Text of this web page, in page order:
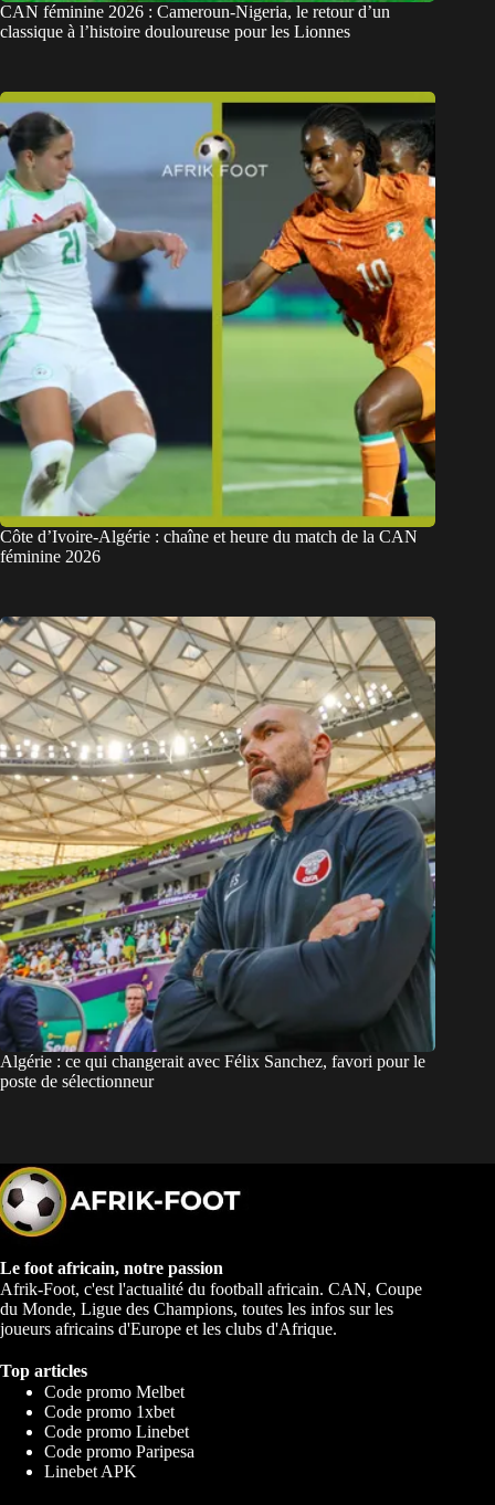
CAN féminine 2026 : Cameroun-Nigeria, le retour d’un
classique à l’histoire douloureuse pour les Lionnes
Côte d’Ivoire-Algérie : chaîne et heure du match de la CAN
féminine 2026
Algérie : ce qui changerait avec Félix Sanchez, favori pour le
poste de sélectionneur
Le foot africain, notre passion
Afrik-Foot, c'est l'actualité du football africain. CAN, Coupe
du Monde, Ligue des Champions, toutes les infos sur les
joueurs africains d'Europe et les clubs d'Afrique.
Top articles
Code promo Melbet
Code promo 1xbet
Code promo Linebet
Code promo Paripesa
Linebet APK